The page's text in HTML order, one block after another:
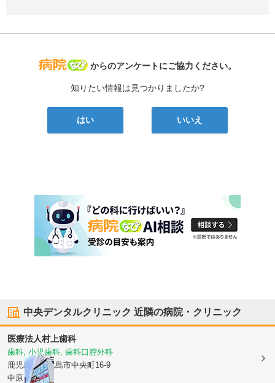
病院なび
からのアンケートにご協力ください。
知りたい情報は見つかりましたか?
はい いいえ
中央デンタルクリニック 近隣の病院・クリニック
医療法人村上歯科
歯科, 小児歯科, 歯科口腔外科
鹿児島県鹿児島市中央町16-9
中原ビル3階